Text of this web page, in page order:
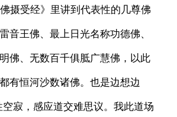
佛摄受经》里讲到代表性的几尊佛
音王佛、最上日光名称功德佛、
佛、无数百千俱胝广慧佛，以此
有恒河沙数诸佛。也是边想边
空寂，感应道交难思议。我此道场